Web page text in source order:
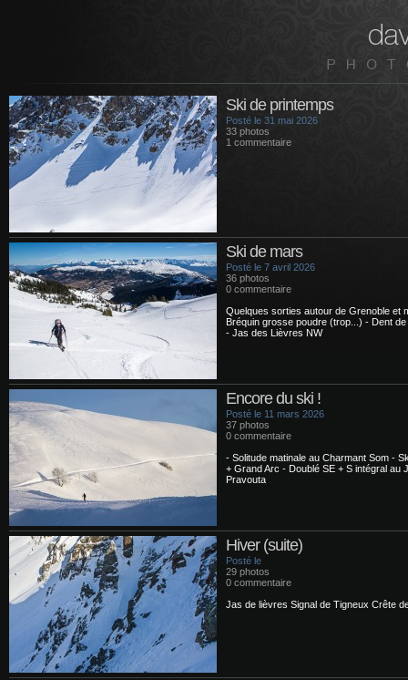
Ski de printemps
Posté le 31 mai 2026
33 photos
1 commentaire
Ski de mars
Posté le 7 avril 2026
36 photos
0 commentaire
Quelques sorties autour de Grenoble et
Bréquin grosse poudre (trop...) - Dent
- Jas des Lièvres NW
Encore du ski !
Posté le 11 mars 2026
37 photos
0 commentaire
- Solitude matinale au Charmant Som -
+ Grand Arc - Doublé SE + S intégral
Pravouta
Hiver (suite)
Posté le
29 photos
0 commentaire
Jas de lièvres Signal de Tigneux Crête